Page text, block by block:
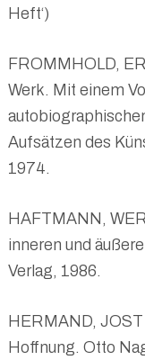
Heft‘)
FROMMHOLD,
Werk. Mit einem
Aufsätzen des
1974.
HAFTMANN,
inneren und
Verlag, 1986.
HERMAND,
Hoffnung. Otto